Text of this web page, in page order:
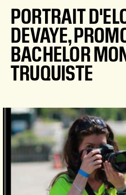
PORTRAIT
DEVAYE,
BACHELOR
TRUQUISTE